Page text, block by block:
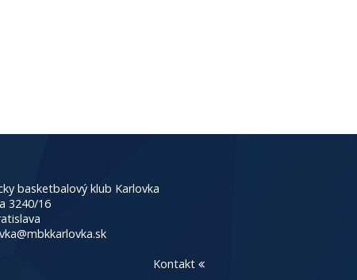
basketbalový klub Karlovka
3240/16
Kontakt